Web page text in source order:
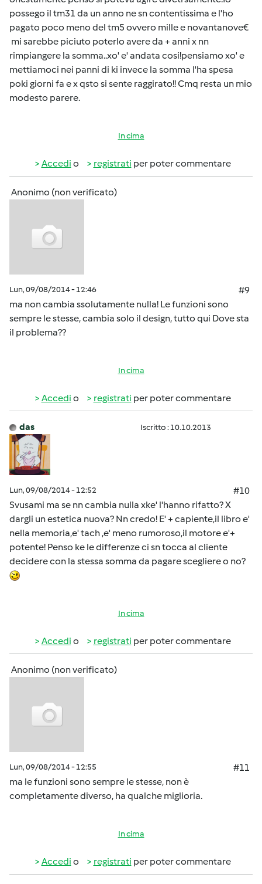
possego il tm31 da un anno ne sn contentissima e l'ho
pagato poco meno del tm5 ovvero mille e novantanove€
mi sarebbe piciuto poterlo avere da + anni x nn
rimpiangere la somma..xo' e' andata cosi!pensiamo xo' e
mettiamoci nei panni di ki invece la somma l'ha spesa
poki giorni fa e x qsto si sente raggirato!! Cmq resta un mio
modesto parere.
In cima
Accedi o registrati per poter commentare
Anonimo (non verificato)
Lun, 09/08/2014 - 12:46
#9
ma non cambia ssolutamente nulla! Le funzioni sono
sempre le stesse, cambia solo il design, tutto qui Dove sta
il problema??
In cima
Accedi o registrati per poter commentare
das Iscritto : 10.10.2013
Lun, 09/08/2014 - 12:52
#10
Svusami ma se nn cambia nulla xke' l'hanno rifatto? X
dargli un estetica nuova? Nn credo! E' + capiente,il libro e'
nella memoria,e' tach ,e' meno rumoroso,il motore e'+
potente! Penso ke le differenze ci sn tocca al cliente
decidere con la stessa somma da pagare scegliere o no?
In cima
Accedi o registrati per poter commentare
Anonimo (non verificato)
Lun, 09/08/2014 - 12:55
#11
ma le funzioni sono sempre le stesse, non è
completamente diverso, ha qualche miglioria.
In cima
Accedi o registrati per poter commentare